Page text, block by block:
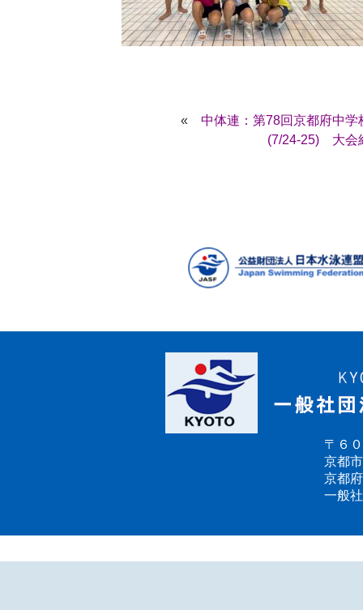
« 中体連：第78回京都府中
(7/24-25) 大会
〒６
京都
京都
一般